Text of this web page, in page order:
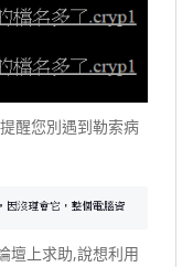
醒您別遇到勒索病
壇上求助,說想利用